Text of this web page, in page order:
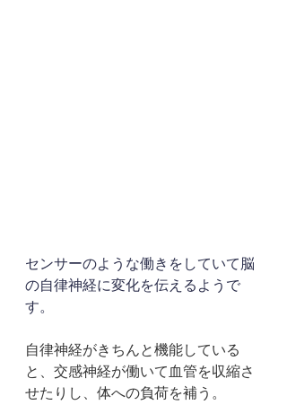
センサーのような働きをしていて脳
の自律神経に変化を伝えるようで
す。
自律神経がきちんと機能している
と、交感神経が働いて血管を収縮さ
せたりし、体への負荷を補う。